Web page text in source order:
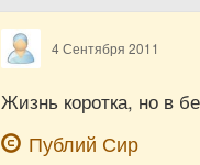
4 Сентября 2011
Жизнь коротка, но в
Публий Сир